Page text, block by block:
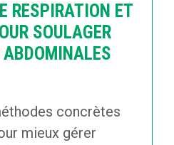
RESPIRATION ET
SOULAGER
ABDOMINALES
concrètes
mieux gérer